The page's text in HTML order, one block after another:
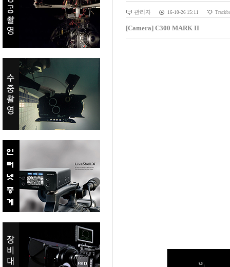
관리자 16-10-26 15:11
[Camera] C300 MARK II